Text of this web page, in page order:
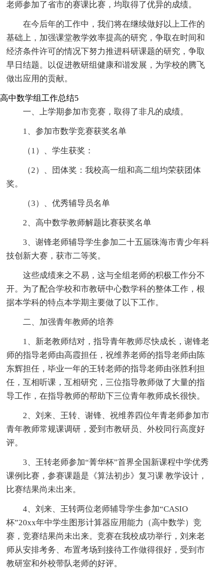
老师参加了省市的赛课比赛，均取得了优异的成绩。
在今后年的工作中，我们将在继续做好以上工作的
基础上，加强课堂教学效率提高的研究，争取在时间和
经济条件许可的情况下努力推进科研课题的研究，争取
早日结题。以促进教研组健康和谐发展，为学校的腾飞
做出应用的贡献。
高中数学组工作总结5
一、上学期参加市竞赛，取得了非凡的成绩。
1、参加市数学竞赛获奖名单
（1）、学生获奖：
（2）、団体奖：我校高一组和高二组均荣获团体
奖。
（3）、优秀辅导员名单
2、高中数学教师解题比赛获奖名单
3、谢锋老师辅导学生参加二十五届珠海市青少年科
技创新大赛，获市二等奖。
这些成绩来之不易，这与全组老师的积极工作分不
开。为了配合学校和市教研中心数学科的整体工作，根
据本学科的特点本学期主要做了以下工作。
二、加强青年教师的培养
1、新老教师结对，指导青年教师尽快成长，谢锋老
师的指导老师由高霞担任，祝维养老师的指导老师由陈
东辉担任，毕业一年的王转老师的指导老师由张胜利担
任，互相听课，互相研究，三位指导教师做了大量的指
导工作，在指导教师的帮助下三位青年教师成长很快。
2、刘来、王转、谢锋、祝维养四位年青老师参加市
青年教师常规课调研，爱到市教研员、外校同行高度好
评。
3、王转老师参加“菁华杯”首界全国新课程中学优秀
课例比赛，参赛课题是《算法初步》复习课 教学设计，
比赛结果尚未出来。
4、刘来、王转两位老师辅导学生参加“CASIO
杯”20xx年中学生图形计算器应用能力（高中数学）竞
赛，竞赛结果尚未出来。竞赛在我校成功举行，刘来老
师从安排考务、布置考场到接待工作做得很好，受到市
教研室和外校带队老师的好评。